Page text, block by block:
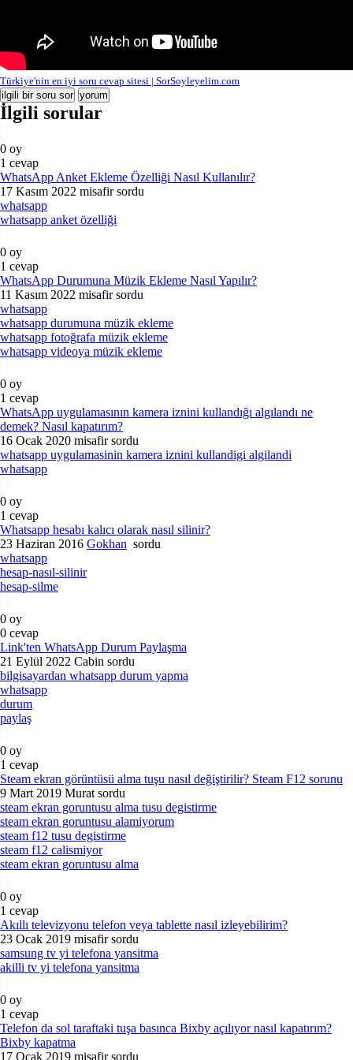
Türkiye'nin en iyi soru cevap sitesi | SorSoyleyelim.com
İlgili sorular
0 oy
1 cevap
WhatsApp Anket Ekleme Özelliği Nasıl Kullanılır?
17 Kasım 2022 misafir sordu
whatsapp
whatsapp anket özelliği
0 oy
1 cevap
WhatsApp Durumuna Müzik Ekleme Nasıl Yapılır?
11 Kasım 2022 misafir sordu
whatsapp
whatsapp durumuna müzik ekleme
whatsapp fotoğrafa müzik ekleme
whatsapp videoya müzik ekleme
0 oy
1 cevap
WhatsApp uygulamasının kamera iznini kullandığı algılandı ne
demek? Nasıl kapatırım?
16 Ocak 2020 misafir sordu
whatsapp uygulamasinin kamera iznini kullandigi algilandi
whatsapp
0 oy
1 cevap
Whatsapp hesabı kalıcı olarak nasıl silinir?
23 Haziran 2016 Gokhan sordu
whatsapp
hesap-nasıl-silinir
hesap-silme
0 oy
0 cevap
Link'ten WhatsApp Durum Paylaşma
21 Eylül 2022 Cabin sordu
bilgisayardan whatsapp durum yapma
whatsapp
durum
paylaş
0 oy
1 cevap
Steam ekran görüntüsü alma tuşu nasıl değiştirilir? Steam F12 sorunu
9 Mart 2019 Murat sordu
steam ekran goruntusu alma tusu degistirme
steam ekran goruntusu alamiyorum
steam f12 tusu degistirme
steam f12 calismiyor
steam ekran goruntusu alma
0 oy
1 cevap
Akıllı televizyonu telefon veya tablette nasıl izleyebilirim?
23 Ocak 2019 misafir sordu
samsung tv yi telefona yansitma
akilli tv yi telefona yansitma
0 oy
1 cevap
Telefon da sol taraftaki tuşa basınca Bixby açılıyor nasıl kapatırım?
Bixby kapatma
17 Ocak 2019 misafir sordu